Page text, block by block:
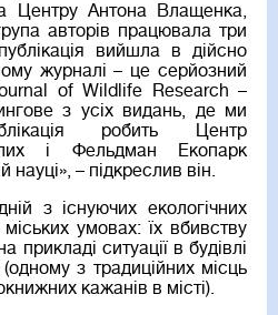
Центру Антона Влащенка,
авторів працювала три
вийшла в дійсно
журналі – це серйозний
of Wildlife Research –
з усіх видань, де ми
робить Центр
і Фельдман Екопарк
науці», – підкреслив він.
з існуючих екологічних
умовах: їх вбивству
прикладі ситуації в будівлі
з традиційних місць
кажанів в місті).